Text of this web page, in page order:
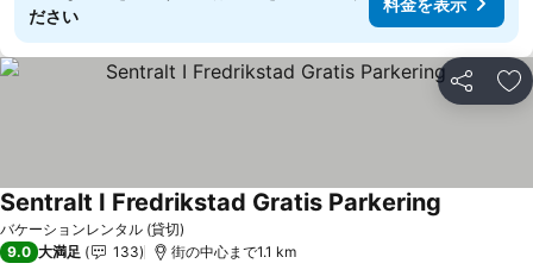
ださい
シェア お
バケーションレンタル (貸切)
Sentralt I Fredrikstad Gratis Parkering
9.0 大満足 133 街の中心まで1.1 km